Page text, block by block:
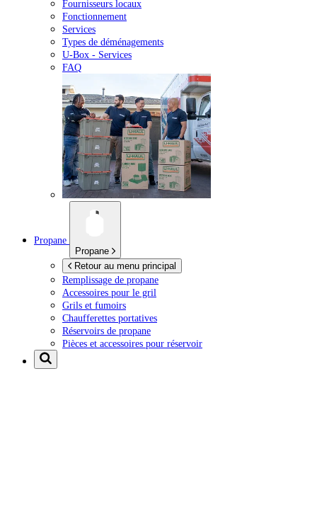
Fournisseurs locaux
Fonctionnement
Services
Types de déménagements
U-Box - Services
FAQ
Propane
Propane
Retour au menu principal
Remplissage de propane
Accessoires pour le gril
Grils et fumoirs
Chaufferettes portatives
Réservoirs de propane
Pièces et accessoires pour réservoir